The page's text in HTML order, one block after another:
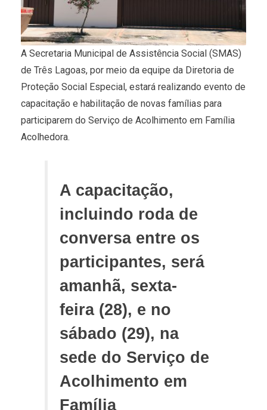
A Secretaria Municipal de Assistência Social (SMAS)
de Três Lagoas, por meio da equipe da Diretoria de
Proteção Social Especial, estará realizando evento de
capacitação e habilitação de novas famílias para
participarem do Serviço de Acolhimento em Família
Acolhedora.
A capacitação,
incluindo roda de
conversa entre os
participantes, será
amanhã, sexta-
feira (28), e no
sábado (29), na
sede do Serviço de
Acolhimento em
Família